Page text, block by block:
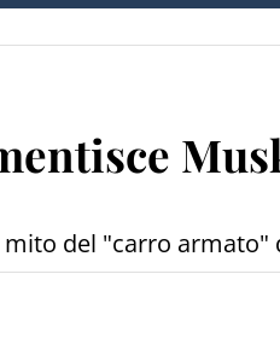
mito del "carro armato"